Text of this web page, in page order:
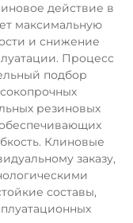
действие в
максимальную
и снижение
Процесс
подбор
резиновых
Клиновые
заказу,
составы,